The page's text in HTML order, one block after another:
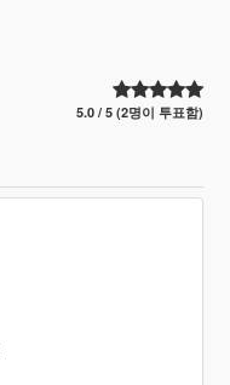
5.0 / 5 (2명이 투표함)